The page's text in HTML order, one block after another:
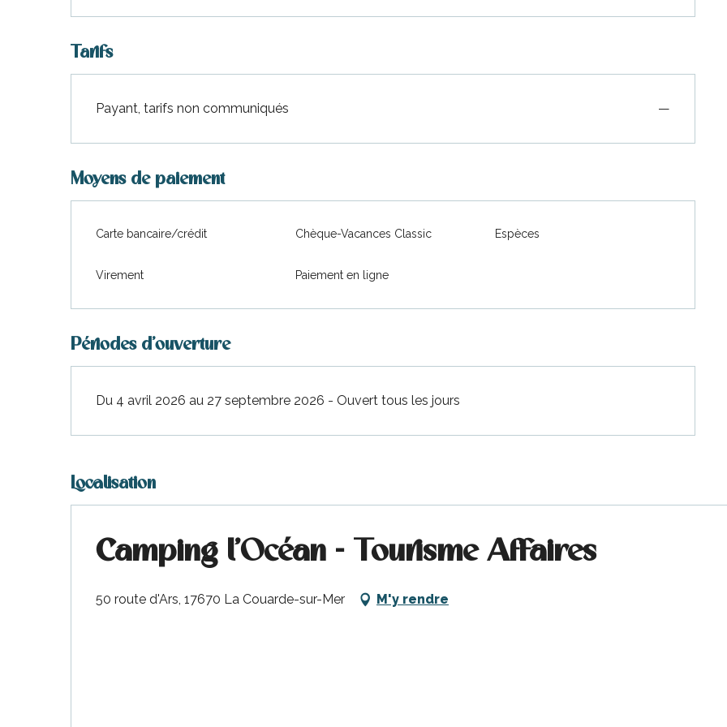
Tarifs
Payant, tarifs non communiqués —
Moyens de paiement
Carte bancaire/crédit Chèque-Vacances Classic Espèces
Virement Paiement en ligne
Périodes d'ouverture
Du 4 avril 2026 au 27 septembre 2026 - Ouvert tous les jours
Localisation
Camping l'Océan - Tourisme Affaires
50 route d'Ars, 17670 La Couarde-sur-Mer M'y rendre